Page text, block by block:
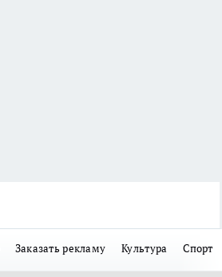
Заказать рекламу Культура Спорт